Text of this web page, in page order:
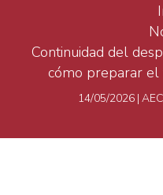
Continuidad del
cómo preparar el
14/05/2026 |